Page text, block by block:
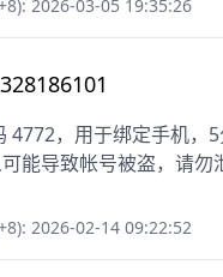
2026-03-05 19:35:26
4772，用于绑定手机，5
能导致帐号被盗，请勿
2026-02-14 09:22:52